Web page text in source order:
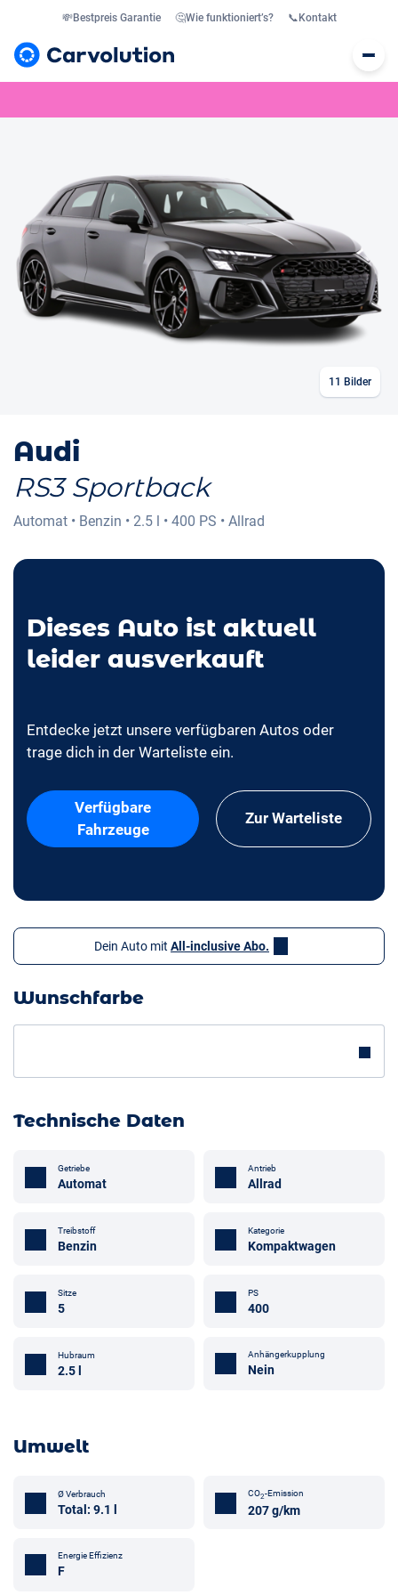
💸Bestpreis Garantie 🤔Wie funktioniert’s? 📞 Kontakt
11 Bilder
Audi
RS3 Sportback
Automat • Benzin • 2.5 l • 400 PS • Allrad
Dieses Auto ist aktuell
leider ausverkauft
Entdecke jetzt unsere verfügbaren Autos oder
trage dich in der Warteliste ein.
Verfügbare
Fahrzeuge
Zur Warteliste
Dein Auto mit All-inclusive Abo.
Wunschfarbe
Technische Daten
Getriebe
Automat
Antrieb
Allrad
Treibstoff
Benzin
Kategorie
Kompaktwagen
Sitze
5
PS
400
Hubraum
2.5 l
Anhängerkupplung
Nein
Umwelt
Ø Verbrauch
Total: 9.1 l
CO2-Emission
207 g/km
Energie Effizienz
F